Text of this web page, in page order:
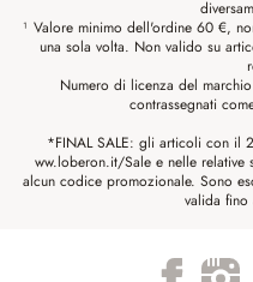
¹ Valore minimo dell'ordine 60 €,
una sola volta. Non valido su
Numero di licenza del
contrassegnati
*FINAL SALE: gli articoli con il
ww.loberon.it/Sale e nelle relative
alcun codice promozionale. Sono
valida